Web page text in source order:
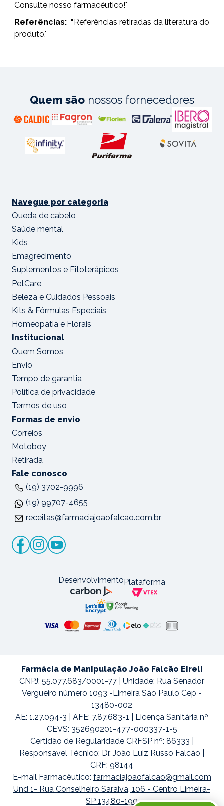
Consulte nosso farmacêutico!"
Referências: "Referências retiradas da literatura do
produto."
Quem sãonossos fornecedores
Navegue por categoria
Queda de cabelo
Saúde mental
Kids
Emagrecimento
Suplementos e Fitoterápicos
PetCare
Beleza e Cuidados Pessoais
Kits & Fórmulas Especiais
Homeopatia e Florais
Institucional
Quem Somos
Envio
Tempo de garantia
Política de privacidade
Termos de uso
Formas de envio
Correios
Motoboy
Retirada
Fale conosco
(19) 3702-9996
(19) 99707-4655
receitas@farmaciajoaofalcao.com.br
DesenvolvimentoPlataforma
Farmácia de Manipulação João Falcão Eireli
CNPJ: 55.077.683/0001-77 | Unidade: Rua Senador
Vergueiro número 1093 -Limeira São Paulo Cep -
13480-002
AE: 1.27.094-3 | AFE: 7.87.683-1 | Licença Sanitária nº
CEVS: 352690201-477-000337-1-5
Certidão de Regularidade CRFSP nº: 86333 |
Responsavel Técnico: Dr. João Luiz Russo Falcão |
CRF: 98144
E-mail Farmacêutico: farmaciajoaofalcao@gmail.com
Und 1- Rua Conselheiro Saraiva, 106 - Centro Limeira-
SP 13480-190